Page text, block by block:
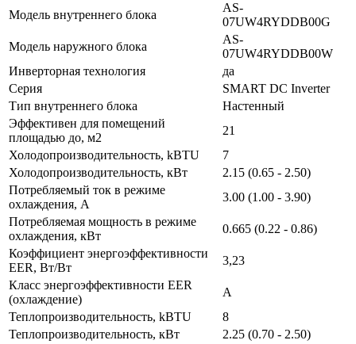
Модель внутреннего блока
AS-
07UW4RYDDB00G
Модель наружного блока
AS-
07UW4RYDDB00W
Инверторная технология
да
Серия
SMART DC Inverter
Тип внутреннего блока
Настенный
Эффективен для помещений
площадью до, м2
21
Холодопроизводительность, kBTU
7
Холодопроизводительность, кВт
2.15 (0.65 - 2.50)
Потребляемый ток в режиме
охлаждения, A
3.00 (1.00 - 3.90)
Потребляемая мощность в режиме
охлаждения, кВт
0.665 (0.22 - 0.86)
Коэффициент энергоэффективности
EER, Вт/Вт
3,23
Класс энергоэффективности EER
(охлаждение)
A
Теплопроизводительность, kBTU
8
Теплопроизводительность, кВт
2.25 (0.70 - 2.50)